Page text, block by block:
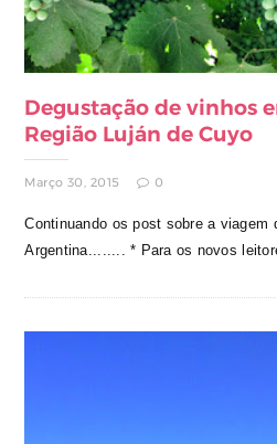
Degustação de vinhos
Região Luján de Cuyo
Março 30, 2015 0
Continuando os post sobre a
Argentina........ * Para os novos